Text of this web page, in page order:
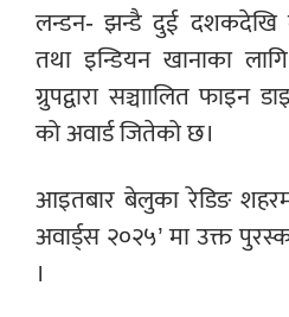
लन्डन- झन्डै दुई दशकदेखि
तथा इन्डियन खानाका
ग्रुपद्वारा सञ्चाालित फाइन
को अवार्ड जितेको छ।
आइतबार बेलुका रेडिङ
अवार्ड्स २०२५’ मा उक्त
।